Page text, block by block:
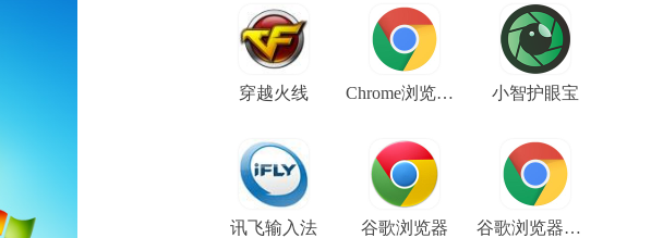
穿越火线 Chrome浏览器金丝雀版（Google Chrome Canary） V106.0.5225.0 64位下载 小智护眼宝
讯飞输入法 谷歌浏览器 谷歌浏览器稳定版 stable 104.0.5112.81 chrome下载